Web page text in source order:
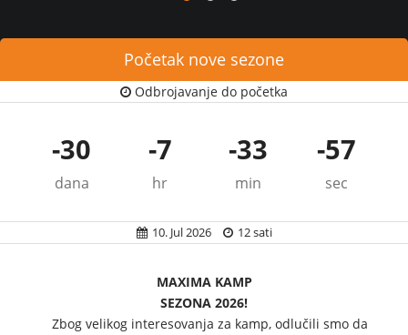
Početak nove sezone
Odbrojavanje do početka
dana hr min sec
10. Jul 2026 12 sati
MAXIMA KAMP
SEZONA 2026!
Zbog velikog interesovanja za kamp, odlučili smo da